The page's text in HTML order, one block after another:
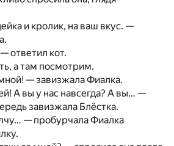
и кролик, на ваш вкус. —
ответил кот.
а там посмотрим.
— завизжала Фиалка.
А вы у нас навсегда? А вы… —
завизжала Блёстка.
— пробурчала Фиалка